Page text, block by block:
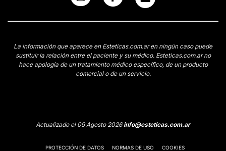
La información que aparece en Esteticas.com.ar en ningún caso puede
sustituir la relación entre el paciente y su médico. Esteticas.com.ar no
hace apología de un tratamiento médico específico, de un producto
comercial o de un servicio.
Actualizado el 09 Agosto 2026info@esteticas.com.ar
PROTECCIÓN DE DATOS NORMAS DE USO COOKIES